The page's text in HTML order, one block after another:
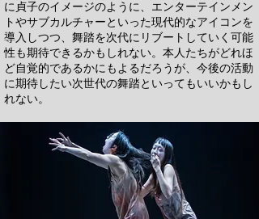
に貞子のイメージのように、エンターテインメン
トやサブカルチャーといった現代的なアイコンを
導入しつつ、舞踏を次代にリブートしていく可能
性も期待できるかもしれない。本人たちがどれほ
ど自覚的であるかにもよるだろうが、今後の活動
に期待したい次世代の舞踏といってもいいかもし
れない。